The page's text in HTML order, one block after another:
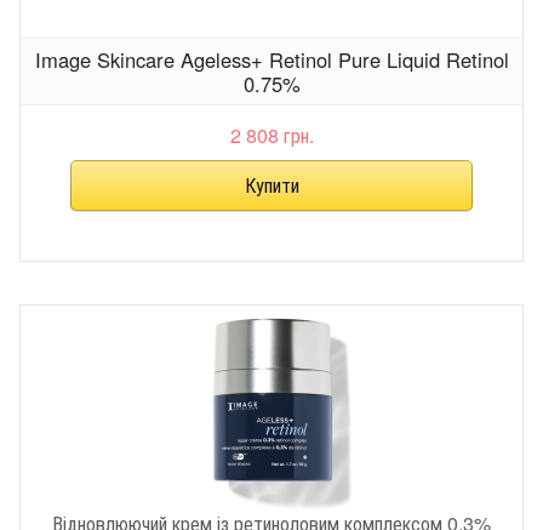
Image Skincare Ageless+ Retinol Pure Liquid Retinol
0.75%
2 808 грн.
Відновлюючий крем із ретиноловим комплексом 0.3%